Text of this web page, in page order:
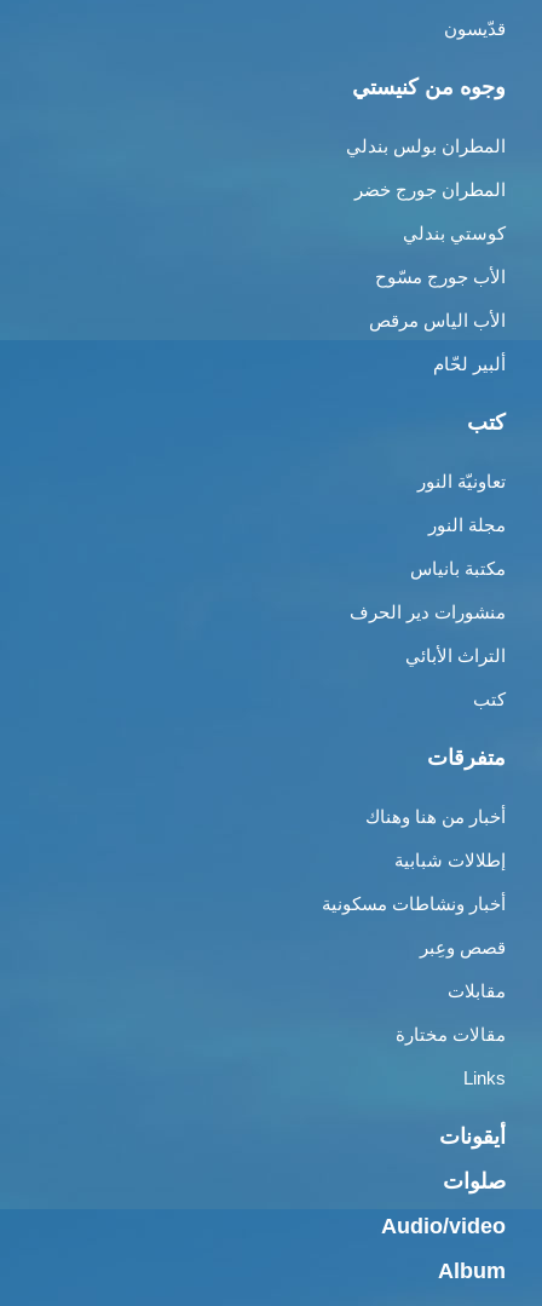
قدّيسون
وجوه من كنيستي
المطران بولس بندلي
المطران جورج خضر
كوستي بندلي
الأب جورج مسّوح
الأب الياس مرقص
ألبير لحّام
كتب
تعاونيّة النور
مجلة النور
مكتبة بانياس
منشورات دير الحرف
التراث الأبائي
كتب
متفرقات
أخبار من هنا وهناك
إطلالات شبابية
أخبار ونشاطات مسكونية
قصص وعِبر
مقابلات
مقالات مختارة
Links
أيقونات
صلوات
Audio/video
Album